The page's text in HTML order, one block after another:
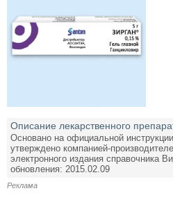
Описание лекарственного
Основано на официальной
утверждено компанией-
электронного издания справочника
обновления: 2015.02.09
Реклама